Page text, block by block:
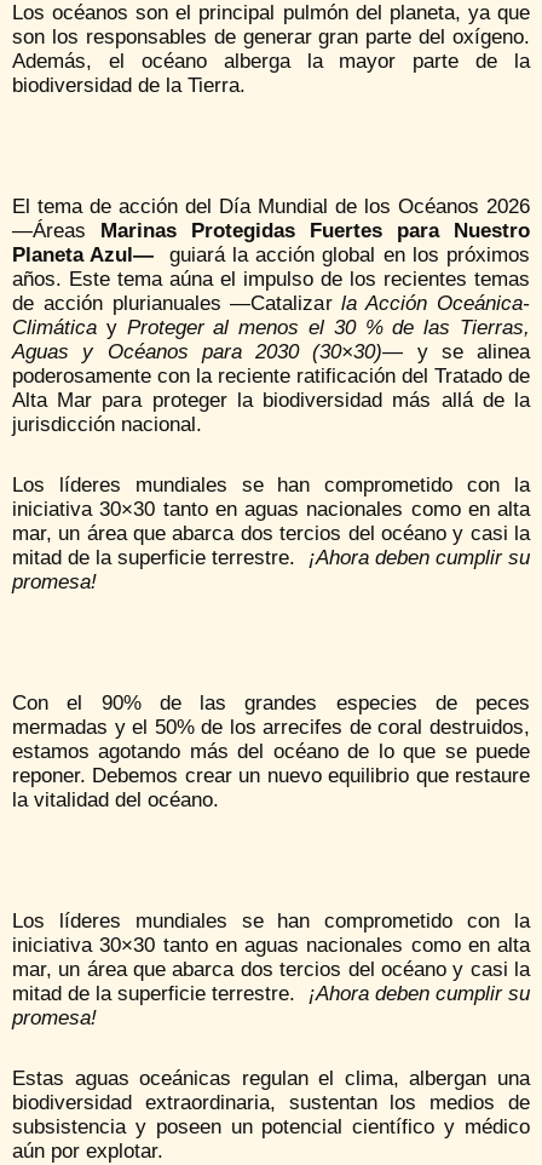
Los océanos son el principal pulmón del planeta, ya que
son los responsables de generar gran parte del oxígeno.
Además, el océano alberga la mayor parte de la
biodiversidad de la Tierra.
El tema de acción del Día Mundial de los Océanos 2026
—Áreas
Marinas Protegidas Fuertes para Nuestro
Planeta Azul—
guiará la acción global en los próximos
años. Este tema aúna el impulso de los recientes temas
de acción plurianuales —Catalizarla Acción Oceánica-
Climática y Proteger al menos el 30 % de las Tierras,
Aguas y Océanos para 2030 (30×30)— y se alinea
poderosamente con la reciente ratificación del Tratado de
Alta Mar para proteger la biodiversidad más allá de la
jurisdicción nacional.
Los líderes mundiales se han comprometido con la
iniciativa 30×30 tanto en aguas nacionales como en alta
mar, un área que abarca dos tercios del océano y casi la
mitad de la superficie terrestre. ¡Ahora deben cumplir su
promesa!
Con el 90% de las grandes especies de peces
mermadas y el 50% de los arrecifes de coral destruidos,
estamos agotando más del océano de lo que se puede
reponer. Debemos crear un nuevo equilibrio que restaure
la vitalidad del océano.
Los líderes mundiales se han comprometido con la
iniciativa 30×30 tanto en aguas nacionales como en alta
mar, un área que abarca dos tercios del océano y casi la
mitad de la superficie terrestre. ¡Ahora deben cumplir su
promesa!
Estas aguas oceánicas regulan el clima, albergan una
biodiversidad extraordinaria, sustentan los medios de
subsistencia y poseen un potencial científico y médico
aún por explotar.